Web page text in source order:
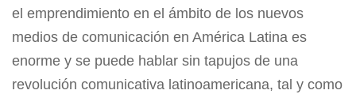
el emprendimiento en el ámbito de los nuevos
medios de comunicación en América Latina es
enorme y se puede hablar sin tapujos de una
revolución comunicativa latinoamericana, tal y como